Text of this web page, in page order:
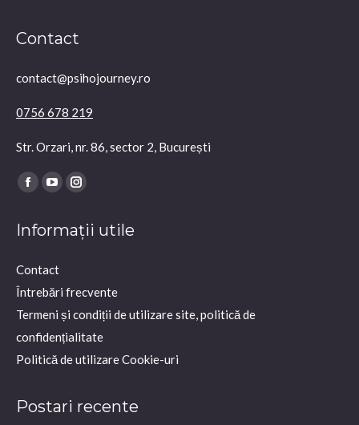
Contact
contact@psihojourney.ro
0756 678 219
Str. Orzari, nr. 86, sector 2, București
Find us on:
Facebook
opens
new
window
YouTube
opens
new
window
Instagram
opens
window
Informații utile
Contact
Întrebări frecvente
Termeni și condiții de utilizare site, politică de
confidențialitate
Politică de utilizare Cookie-uri
Postari recente